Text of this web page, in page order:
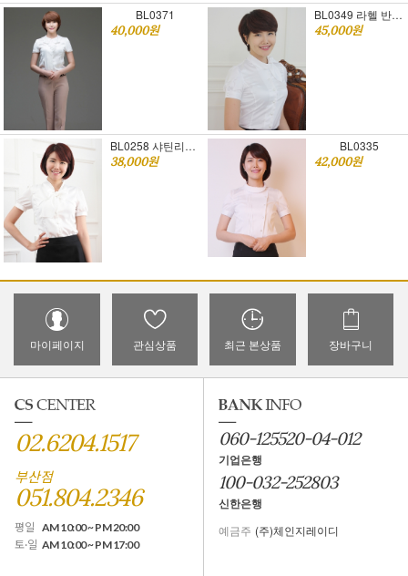
BL0371
40,000원
BL0349 라헬 반팔블라우스 [승무원면접복장추천]
45,000원
BL0258 샤틴리본 반팔블라우스 [승무원면접복장추천]
38,000원
BL0335
42,000원
마이페이지 관심상품 최근 본상품 장바구니
02.6204.1517
부산점
051.804.2346
평일 AM 10:00 ~ PM 20:00
토·일 AM 10:00 ~ PM 17:00
060-125520-04-012
기업은행
100-032-252803
신한은행
예금주 (주)체인지레이디